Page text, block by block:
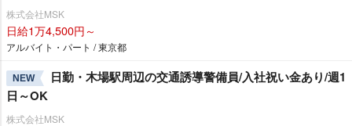
株式会社MSK
日給1万4,500円～
アルバイト・パート / 東京都
NEW
日勤・木場駅周辺の交通誘導警備員/入社祝い金あり/週1
日～OK
株式会社MSK